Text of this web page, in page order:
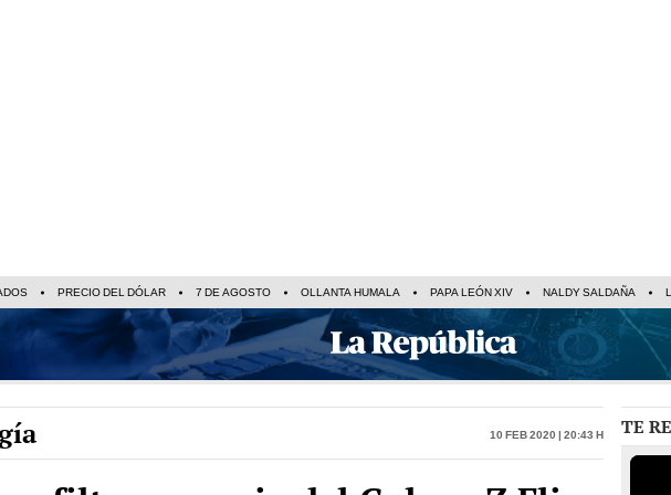
PRECIO DEL DÓLAR 7 DE AGOSTO OLLANTA HUMALA PAPA LEÓN XIV NALDY SALDAÑA
10 Feb 2020 | 20:43 h TE